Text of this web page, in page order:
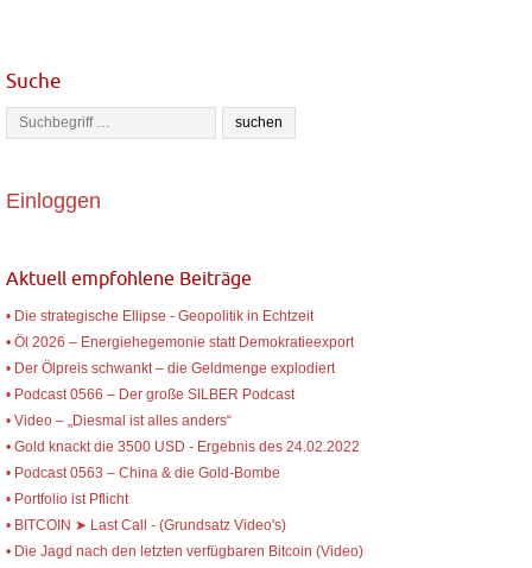
Suche
Einloggen
Aktuell empfohlene Beiträge
• Die strategische Ellipse - Geopolitik in Echtzeit
• Öl 2026 – Energiehegemonie statt Demokratieexport
• Der Ölpreis schwankt – die Geldmenge explodiert
• Podcast 0566 – Der große SILBER Podcast
• Video – „Diesmal ist alles anders“
• Gold knackt die 3500 USD - Ergebnis des 24.02.2022
• Podcast 0563 – China & die Gold-Bombe
• Portfolio ist Pflicht
• BITCOIN ➤ Last Call - (Grundsatz Video's)
• Die Jagd nach den letzten verfügbaren Bitcoin (Video)